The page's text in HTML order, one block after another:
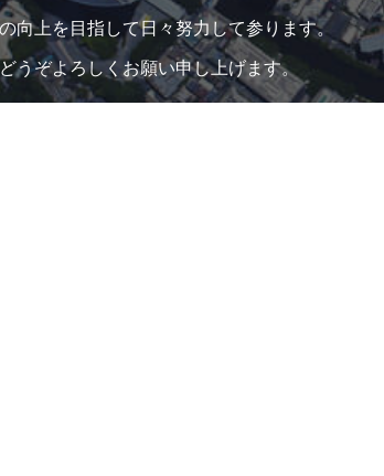
向上を目指して日々努力して参ります。
うぞよろしくお願い申し上げます。